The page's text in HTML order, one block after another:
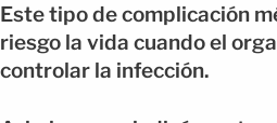
Este tipo de complicación
riesgo la vida cuando el
controlar la infección.